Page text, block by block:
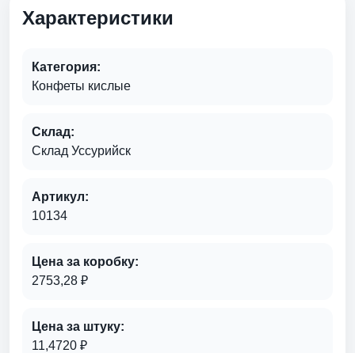
Характеристики
Категория:
Конфеты кислые
Склад:
Склад Уссурийск
Артикул:
10134
Цена за коробку:
2753,28 ₽
Цена за штуку:
11,4720 ₽